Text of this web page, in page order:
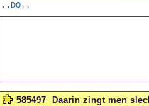
..DO..
585497 Daarin zingt men